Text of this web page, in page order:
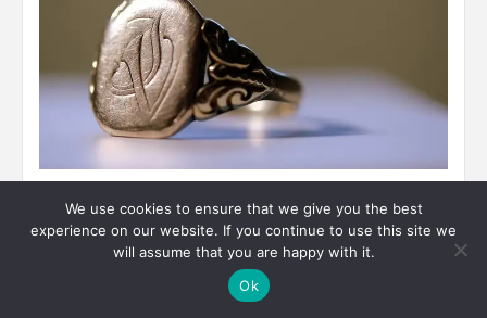
Clin d’œil sur les bagues tendance
masculine
We use cookies to ensure that we give you the best
experience on our website. If you continue to use this site we
will assume that you are happy with it.
Ok